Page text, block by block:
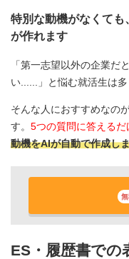
特別な動機がなくて
が作れます
「第一志望以外の企業だ
い......」と悩む就活生は多
そんな人におすすめなの
す。 5つの質問に答えるだ
動機をAIが自動で作成し
ES・履歴書での